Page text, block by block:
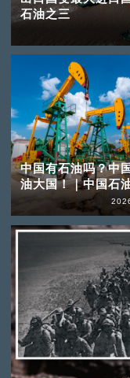
石油之三
中国有石油吗？中
油大国！｜中国石